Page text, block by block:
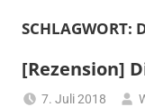
SCHLAGWORT:
[Rezension]
7. Juli 2018